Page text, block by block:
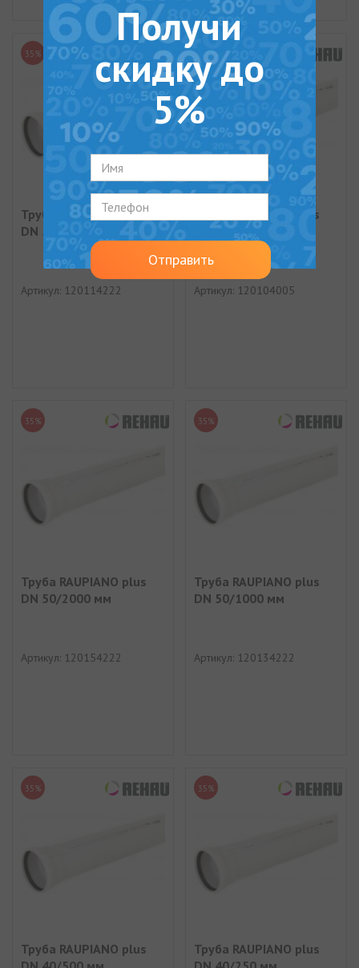
35%
Труба RAUPIANO plus
DN 50/500 мм
Артикул: 120114222
35%
Труба RAUPIANO plus
DN 50/250 мм
Артикул: 120104005
35%
Труба RAUPIANO plus
DN 50/2000 мм
Артикул: 120154222
35%
Труба RAUPIANO plus
DN 50/1000 мм
Артикул: 120134222
35%
Труба RAUPIANO plus
35%
Труба RAUPIANO plus
Получи
скидку до
5%
Отправить